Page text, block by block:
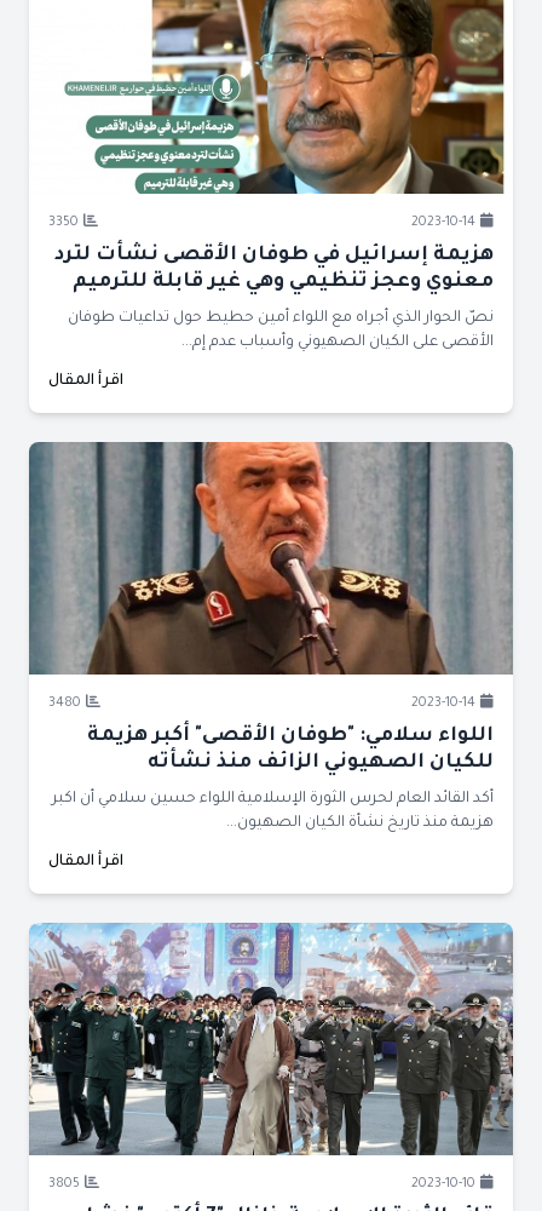
2023-10-14
3350
هزيمة إسرائيل في طوفان الأقصى نشأت لترد
معنوي وعجز تنظيمي وهي غير قابلة للترميم
نصّ الحوار الذي أجراه مع اللواء أمين حطيط حول تداعيات طوفان
الأقصى على الكيان الصهيوني وأسباب عدم إم...
اقرأ المقال
2023-10-14
3480
اللواء سلامي: "طوفان الأقصى" أكبر هزيمة
للكيان الصهيوني الزائف منذ نشأته
أكد القائد العام لحرس الثورة الإسلامية اللواء حسين سلامي أن اكبر
هزيمة منذ تاريخ نشأة الكيان الصهيون...
اقرأ المقال
2023-10-10
3805